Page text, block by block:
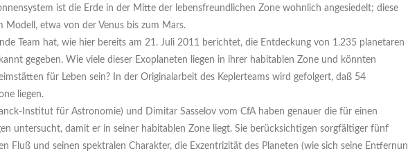
ist die Erde in der Mitte der lebensfreundlichen Zone wohnlich angesiedelt; diese
Modell, etwa von der Venus bis zum Mars.
Team hat, wie hier bereits am 21. Juli 2011 berichtet, die Entdeckung von 1.235 planetaren
gegeben. Wie viele dieser Exoplaneten liegen in ihrer habitablen Zone und könnten
für Leben sein? In der Originalarbeit des Keplerteams wird gefolgert, daß 54
liegen.
Institut für Astronomie) und Dimitar Sasselov vom CfA haben genauer die für einen
untersucht, damit er in seiner habitablen Zone liegt. Sie berücksichtigen sorgfältiger fünf
Fluß und seinen spektralen Charakter, die Exzentrizität des Planeten (wie sich seine